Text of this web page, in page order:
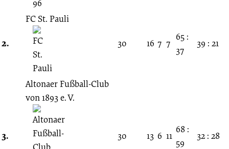
20.02.1954
-
1953/1954
(Oberliga
Nord)
2.
FC St. Pauli
30 16 7 7
65 :
37
39 : 21
3.
Altonaer Fußball-Club
von 1893 e. V.
30 13 6 11
68 :
59
32 : 28